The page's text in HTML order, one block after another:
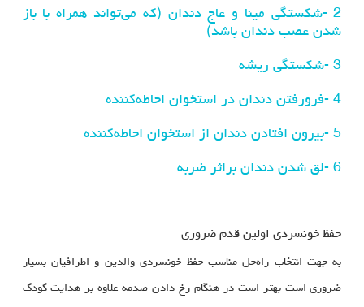
2 -شکستگی مینا و عاج دندان (که می‌تواند همراه با باز
شدن عصب دندان باشد)
3 -شکستگی ریشه
4 -فرورفتن دندان در استخوان احاطه‌کننده
5 -بیرون افتادن دندان از استخوان احاطه‌کننده
6 -لق شدن دندان براثر ضربه
حفظ خونسردی اولین قدم ضروری
به جهت انتخاب راه‌حل مناسب حفظ خونسردی والدین و اطرافیان بسیار
ضروری است بهتر است در هنگام رخ دادن صدمه علاوه بر هدایت کودک